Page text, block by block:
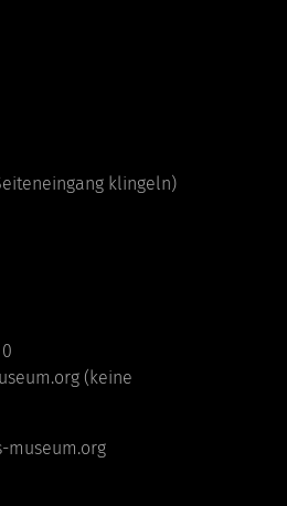
klingeln)
(keine
museum.org